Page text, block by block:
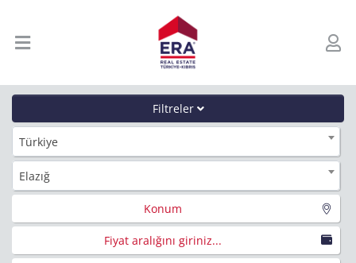
Filtreler
Türkiye
Elazığ
Konum
Fiyat aralığını giriniz...